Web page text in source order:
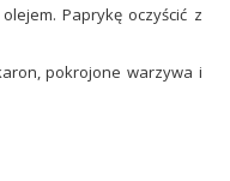
Paprykę oczyścić z
pokrojone warzywa i